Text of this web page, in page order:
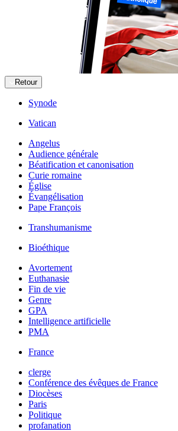
Retour
Synode
Vatican
Angelus
Audience générale
Béatification et canonisation
Curie romaine
Église
Évangélisation
Pape François
Transhumanisme
Bioéthique
Avortement
Euthanasie
Fin de vie
Genre
GPA
Intelligence artificielle
PMA
France
clerge
Conférence des évêques de France
Diocèses
Paris
Politique
profanation